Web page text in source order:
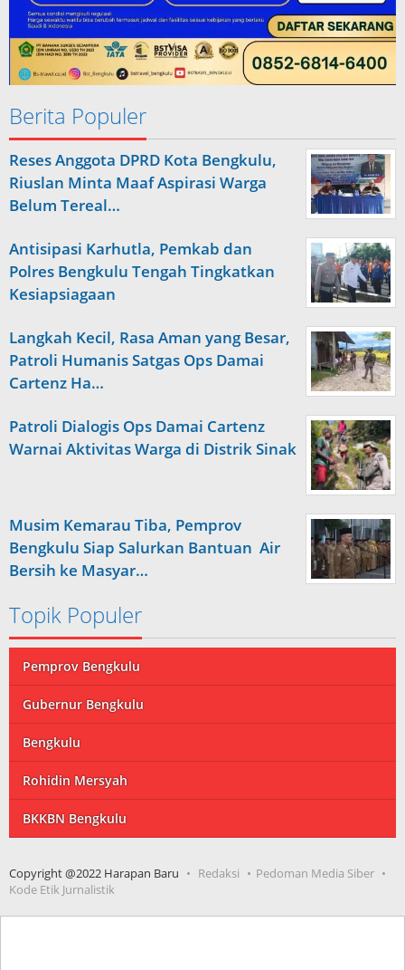
Berita Populer
Reses Anggota DPRD Kota Bengkulu,
Riuslan Minta Maaf Aspirasi Warga
Belum Tereal…
Antisipasi Karhutla, Pemkab dan
Polres Bengkulu Tengah Tingkatkan
Kesiapsiagaan
Langkah Kecil, Rasa Aman yang Besar,
Patroli Humanis Satgas Ops Damai
Cartenz Ha…
Patroli Dialogis Ops Damai Cartenz
Warnai Aktivitas Warga di Distrik Sinak
Musim Kemarau Tiba, Pemprov
Bengkulu Siap Salurkan Bantuan Air
Bersih ke Masyar…
Topik Populer
Pemprov Bengkulu
Gubernur Bengkulu
Bengkulu
Rohidin Mersyah
BKKBN Bengkulu
Copyright @2022 Harapan Baru Redaksi
Pedoman Media Siber
Kode Etik Jurnalistik